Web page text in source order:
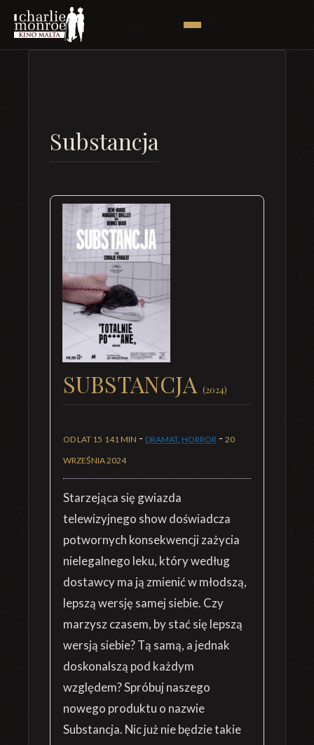
Substancja
SUBSTANCJA (2024)
OD LAT 15 141 MIN - DRAMAT, HORROR - 20
WRZEŚNIA 2024
Starzejąca się gwiazda
telewizyjnego show doświadcza
potwornych konsekwencji zażycia
nielegalnego leku, który według
dostawcy ma ją zmienić w młodszą,
lepszą wersję samej siebie. Czy
marzysz czasem, by stać się lepszą
wersją siebie? Tą samą, a jednak
doskonalszą pod każdym
względem? Spróbuj naszego
nowego produktu o nazwie
Substancja. Nic już nie będzie takie